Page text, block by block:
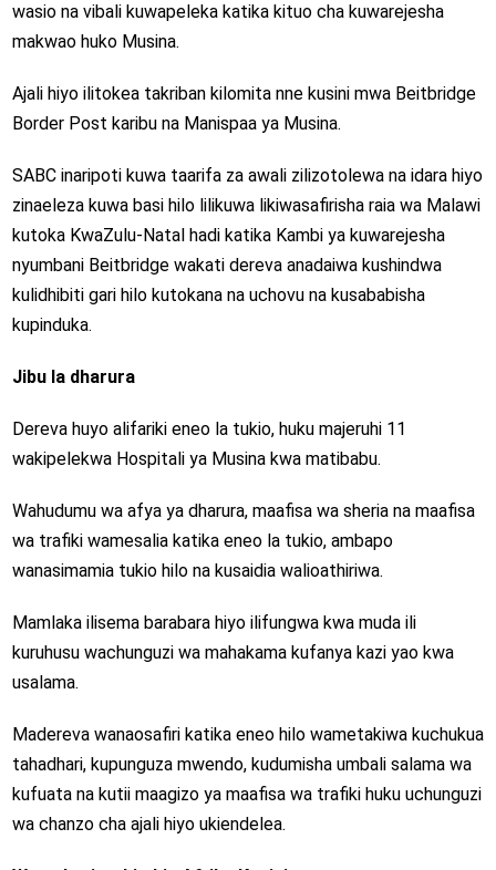
wasio na vibali kuwapeleka katika kituo cha kuwarejesha
makwao huko Musina.
Ajali hiyo ilitokea takriban kilomita nne kusini mwa Beitbridge
Border Post karibu na Manispaa ya Musina.
SABC inaripoti kuwa taarifa za awali zilizotolewa na idara hiyo
zinaeleza kuwa basi hilo lilikuwa likiwasafirisha raia wa Malawi
kutoka KwaZulu-Natal hadi katika Kambi ya kuwarejesha
nyumbani Beitbridge wakati dereva anadaiwa kushindwa
kulidhibiti gari hilo kutokana na uchovu na kusababisha
kupinduka.
Jibu la dharura
Dereva huyo alifariki eneo la tukio, huku majeruhi 11
wakipelekwa Hospitali ya Musina kwa matibabu.
Wahudumu wa afya ya dharura, maafisa wa sheria na maafisa
wa trafiki wamesalia katika eneo la tukio, ambapo
wanasimamia tukio hilo na kusaidia walioathiriwa.
Mamlaka ilisema barabara hiyo ilifungwa kwa muda ili
kuruhusu wachunguzi wa mahakama kufanya kazi yao kwa
usalama.
Madereva wanaosafiri katika eneo hilo wametakiwa kuchukua
tahadhari, kupunguza mwendo, kudumisha umbali salama wa
kufuata na kutii maagizo ya maafisa wa trafiki huku uchunguzi
wa chanzo cha ajali hiyo ukiendelea.